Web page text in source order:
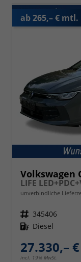
ab 265,– € mtl.
Volkswagen
LIFE
unverbindliche
Fahrzeugnr. 345406
Kraftstoff Diesel
27.330,– €
incl. 19% MwSt.